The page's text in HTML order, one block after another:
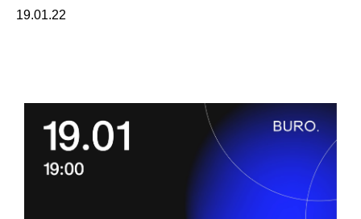
19.01.22